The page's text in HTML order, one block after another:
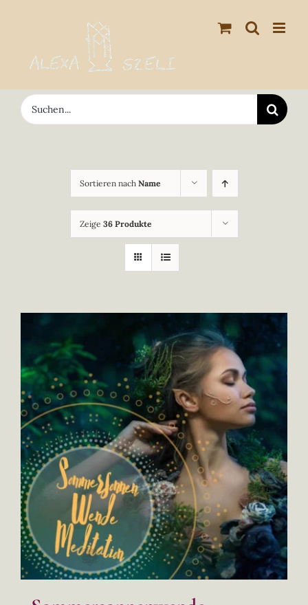
springen
Suche
nach:
Sortieren nach Name
Zeige 36 Produkte